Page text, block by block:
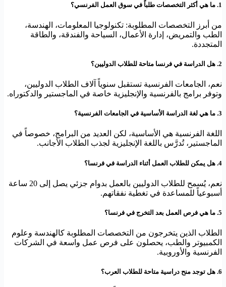
1. ما هي أكثر التخصصات طلباً في سوق العمل الفرنسي؟
من أبرز التخصصات المطلوبة: تكنولوجيا المعلومات، الهندسة،
الطب والتمريض، إدارة الأعمال، السياحة والفندقة، والطاقة
المتجددة.
2. هل الدراسة في فرنسا متاحة للطلاب الدوليين؟
نعم، الجامعات الفرنسية تستقبل سنوياً آلاف الطلاب الدوليين،
وتوفر برامج بالفرنسية والإنجليزية خاصة في الماجستير والدكتوراه.
3. ما هي لغة الدراسة الأساسية في الجامعات الفرنسية؟
اللغة الفرنسية هي الأساسية، لكن العديد من البرامج، خصوصاً في
الماجستير، تُدرَّس باللغة الإنجليزية لجذب الطلاب الأجانب.
4. هل يمكن للطلاب العمل أثناء الدراسة في فرنسا؟
نعم، يُسمح للطلاب الدوليين بالعمل بدوام جزئي يصل إلى 20 ساعة
أسبوعياً للمساعدة في تغطية نفقاتهم.
5. ما هي فرص العمل بعد التخرج في فرنسا؟
الطلاب الذين يتخرجون من التخصصات المطلوبة كالهندسة وعلوم
الكمبيوتر والطب، يحصلون على فرص عمل واسعة في الشركات
الفرنسية والأوروبية.
6. هل توجد منح دراسية متاحة للطلاب العرب؟